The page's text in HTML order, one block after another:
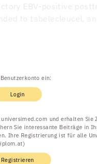
EBV-positive
ein:
Login
und erhalten Sie
Sie interessante Beiträge in
Ihre Registrierung ist für alle
Registrieren